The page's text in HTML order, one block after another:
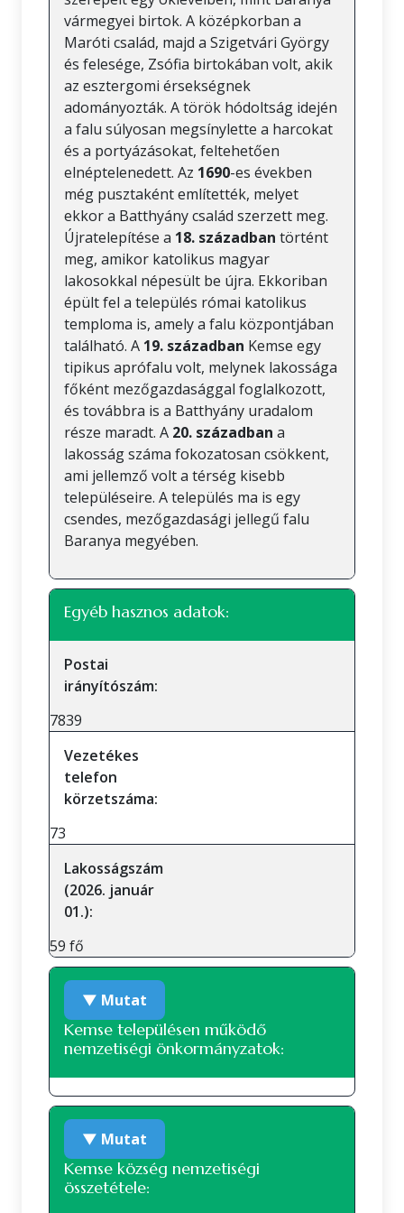
vármegyei birtok. A középkorban a
Maróti család, majd a Szigetvári György
és felesége, Zsófia birtokában volt, akik
az esztergomi érsekségnek
adományozták. A török hódoltság idején
a falu súlyosan megsínylette a harcokat
és a portyázásokat, feltehetően
elnéptelenedett. Az 1690-es években
még pusztaként említették, melyet
ekkor a Batthyány család szerzett meg.
Újratelepítése a 18. században történt
meg, amikor katolikus magyar
lakosokkal népesült be újra. Ekkoriban
épült fel a település római katolikus
temploma is, amely a falu központjában
található. A 19. században Kemse egy
tipikus aprófalu volt, melynek lakossága
főként mezőgazdasággal foglalkozott,
és továbbra is a Batthyány uradalom
része maradt. A 20. században a
lakosság száma fokozatosan csökkent,
ami jellemző volt a térség kisebb
településeire. A település ma is egy
csendes, mezőgazdasági jellegű falu
Baranya megyében.
Egyéb hasznos adatok:
Postai
irányítószám:
7839
Vezetékes
telefon
körzetszáma:
73
Lakosságszám
(2026. január
01.):
59 fő
▼ Mutat
Kemse településen működő
nemzetiségi önkormányzatok:
A településen jelenleg nem működik
nemzetiségi önkormányzat.
▼ Mutat
Kemse község nemzetiségi
összetétele: